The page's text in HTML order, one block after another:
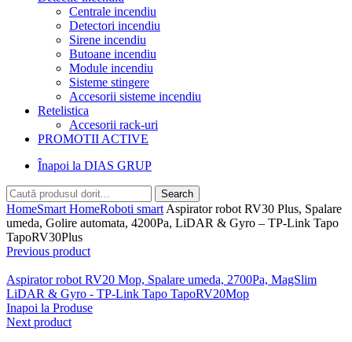
Centrale incendiu
Detectori incendiu
Sirene incendiu
Butoane incendiu
Module incendiu
Sisteme stingere
Accesorii sisteme incendiu
Retelistica
Accesorii rack-uri
PROMOTII ACTIVE
Înapoi la DIAS GRUP
Search
HomeSmart HomeRoboti smart Aspirator robot RV30 Plus, Spalare
umeda, Golire automata, 4200Pa, LiDAR & Gyro – TP-Link Tapo
TapoRV30Plus
Previous product
Aspirator robot RV20 Mop, Spalare umeda, 2700Pa, MagSlim
LiDAR & Gyro - TP-Link Tapo TapoRV20Mop
Inapoi la Produse
Next product